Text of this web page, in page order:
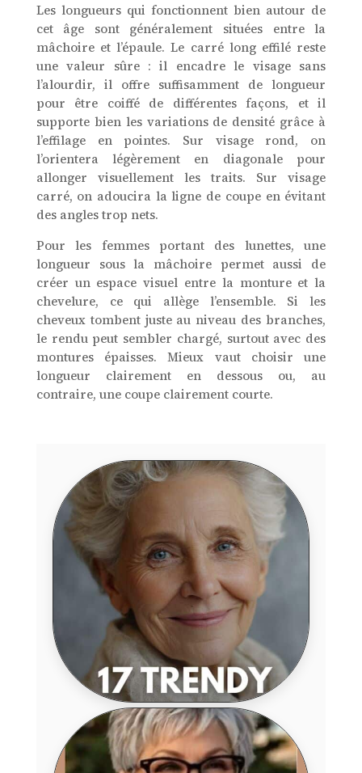
Les longueurs qui fonctionnent bien autour de
cet âge sont généralement situées entre la
mâchoire et l’épaule. Le carré long effilé reste
une valeur sûre : il encadre le visage sans
l’alourdir, il offre suffisamment de longueur
pour être coiffé de différentes façons, et il
supporte bien les variations de densité grâce à
l’effilage en pointes. Sur visage rond, on
l’orientera légèrement en diagonale pour
allonger visuellement les traits. Sur visage
carré, on adoucira la ligne de coupe en évitant
des angles trop nets.
Pour les femmes portant des lunettes, une
longueur sous la mâchoire permet aussi de
créer un espace visuel entre la monture et la
chevelure, ce qui allège l’ensemble. Si les
cheveux tombent juste au niveau des branches,
le rendu peut sembler chargé, surtout avec des
montures épaisses. Mieux vaut choisir une
longueur clairement en dessous ou, au
contraire, une coupe clairement courte.